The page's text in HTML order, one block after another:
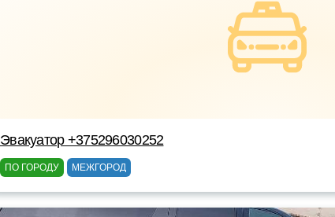
Эвакуатор +375296030252
ПО ГОРОДУ МЕЖГОРОД